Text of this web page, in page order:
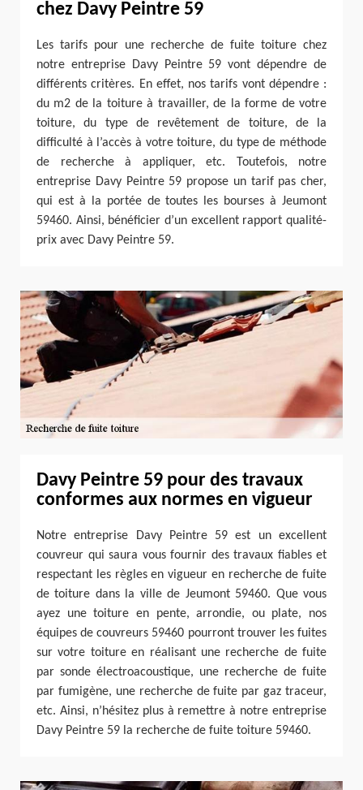
chez Davy Peintre 59
Les tarifs pour une recherche de fuite toiture chez
notre entreprise Davy Peintre 59 vont dépendre de
différents critères. En effet, nos tarifs vont dépendre :
du m2 de la toiture à travailler, de la forme de votre
toiture, du type de revêtement de toiture, de la
difficulté à l’accès à votre toiture, du type de méthode
de recherche à appliquer, etc. Toutefois, notre
entreprise Davy Peintre 59 propose un tarif pas cher,
qui est à la portée de toutes les bourses à Jeumont
59460. Ainsi, bénéficier d’un excellent rapport qualité-
prix avec Davy Peintre 59.
Davy Peintre 59 pour des travaux
conformes aux normes en vigueur
Notre entreprise Davy Peintre 59 est un excellent
couvreur qui saura vous fournir des travaux fiables et
respectant les règles en vigueur en recherche de fuite
de toiture dans la ville de Jeumont 59460. Que vous
ayez une toiture en pente, arrondie, ou plate, nos
équipes de couvreurs 59460 pourront trouver les fuites
sur votre toiture en réalisant une recherche de fuite
par sonde électroacoustique, une recherche de fuite
par fumigène, une recherche de fuite par gaz traceur,
etc. Ainsi, n’hésitez plus à remettre à notre entreprise
Davy Peintre 59 la recherche de fuite toiture 59460.